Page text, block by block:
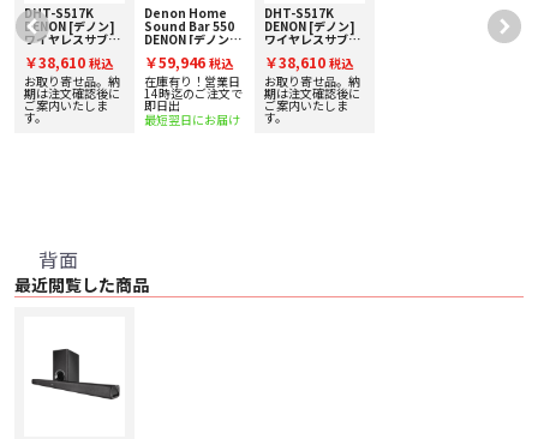
ダイアログ・エンハンサー
ニュースやナレーション、セリフなど、人の声を明瞭にする「ダイアログ・エ
ンハンサー」機能を搭載。オンに設定すれば全体の音量を上げなくても声が聞
き取りやすくなります。効果は3 段階で調節することができます。
Bluetooth 対応
スマートフォンやタブレット、パソコンなどBluetooth 対応機器から音楽をワ
S316 の音量を操作したりすることができます。
■ 主な仕様
〇 サウンドモード ムービー、ミュージック、ナイト
〇 HDMI 端子 HDMI（ARC ／ CEC 対応）
〇 音声入力端子 光デジタル、アナログAUX（3.5mm ステレオミニジャック）
DHT-S517K
DENON [デノン]
ワイヤレスサブウ
Atmos サウンド
バー 下取り査定額
20%アップ実施
中！
￥38,610 税込
お取り寄せ品。納
期は注文確認後に
ご案内いたしま
す。
Denon Home
Sound Bar 550
DENON [デノン]
ウンドバー 下取り
査定額20%アップ
実施中！
￥59,946 税込
在庫有り！営業日
14時迄のご注文で
即日出
最短翌日にお届け
DHT-S517K
DENON [デノン]
ワイヤレスサブウ
Atmos サウンド
バー 下取り査定額
20%アップ実施
中！
￥38,610 税込
お取り寄せ品。納
期は注文確認後に
ご案内いたしま
す。
背面
最近閲覧した商品